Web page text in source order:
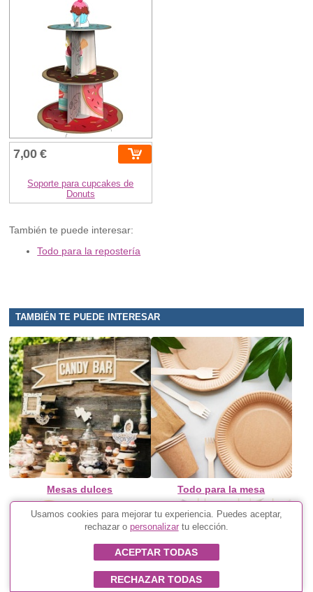
7,00 €
Soporte para cupcakes de
Donuts
También te puede interesar:
Todo para la repostería
TAMBIÉN TE PUEDE INTERESAR
Mesas dulces Todo para la mesa
Usamos cookies para mejorar tu experiencia. Puedes aceptar,
rechazar o personalizar tu elección.
ACEPTAR TODAS
RECHAZAR TODAS